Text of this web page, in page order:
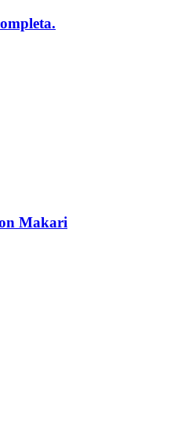
Makari